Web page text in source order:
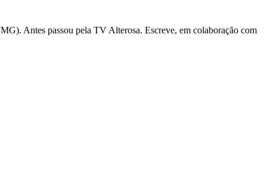
Antes passou pela TV Alterosa. Escreve, em colaboração com